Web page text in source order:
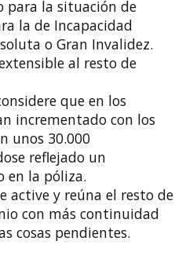
para la situación de
la de Incapacidad
o Gran Invalidez.
al resto de
que en los
incrementado con los
unos 30.000
reflejado un
en la póliza.
active y reúna el resto de
con más continuidad
cosas pendientes.